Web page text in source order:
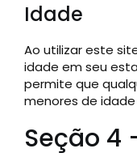
Idade
Ao utilizar este
idade em seu
permite que
menores de
Seção 4